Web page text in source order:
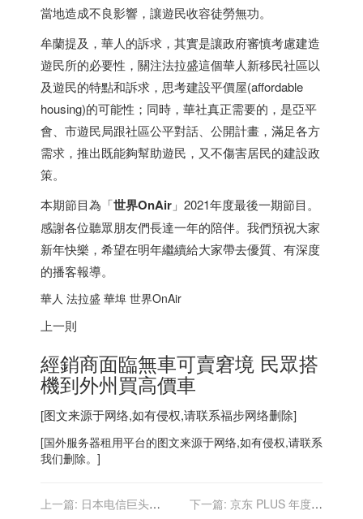
當地造成不良影響，讓遊民收容徒勞無功。
牟蘭提及，華人的訴求，其實是讓政府審慎考慮建造
遊民所的必要性，關注法拉盛這個華人新移民社區以
及遊民的特點和訴求，思考建設平價屋(affordable
housing)的可能性；同時，華社真正需要的，是亞平
會、市遊民局跟社區公平對話、公開計畫，滿足各方
需求，推出既能夠幫助遊民，又不傷害居民的建設政
策。
本期節目為「世界OnAir 」2021年度最後一期節目。
感謝各位聽眾朋友們長達一年的陪伴。我們預祝大家
新年快樂，希望在明年繼續給大家帶去優質、有深度
的播客報導。
華人 法拉盛 華埠 世界OnAir
上一則
經銷商面臨無車可賣窘境 民眾搭
機到外州買高價車
[图文来源于网络,如有侵权,请联系福步网络删除]
[国外服务器租用平台的图文来源于网络,如有侵权,请联系
我们删除。]
上一篇: 日本电信巨头
下一篇: 京东 PLUS 年度回